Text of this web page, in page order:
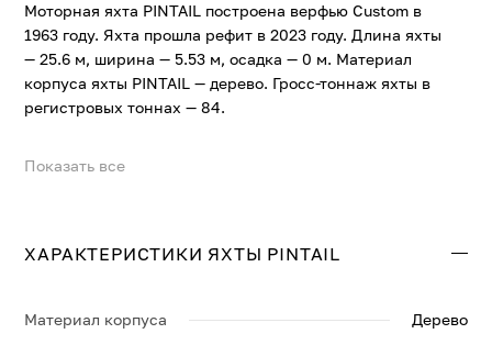
Моторная яхта PINTAIL построена верфью Custom в
1963 году. Яхта прошла рефит в 2023 году. Длина яхты
— 25.6 м, ширина — 5.53 м, осадка — 0 м. Материал
корпуса яхты PINTAIL — дерево. Гросс-тоннаж яхты в
регистровых тоннах — 84.
На яхте PINTAIL можно разместить до 6 гостей в 3
Свяжитесь с нами, и мы вышлем больше информации
Показать все
ХАРАКТЕРИСТИКИ ЯХТЫ PINTAIL
Материал корпуса Дерево